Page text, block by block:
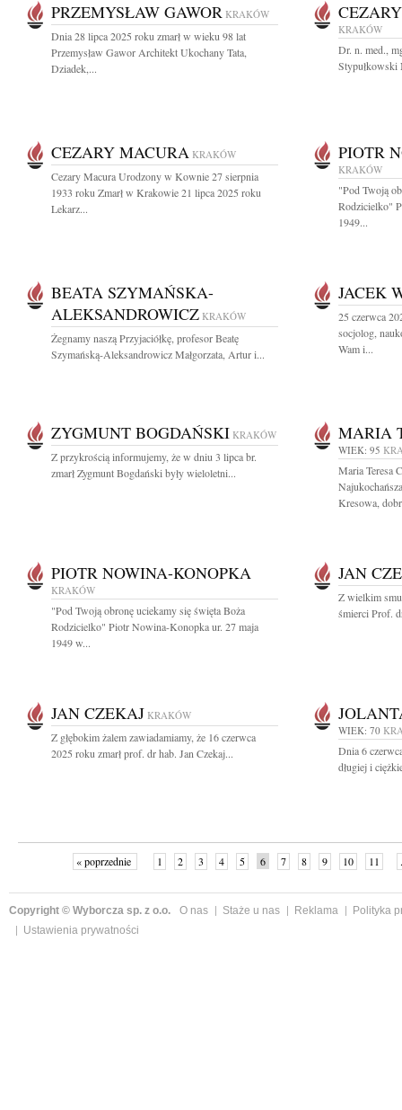
PRZEMYSŁAW GAWOR KRAKÓW
Dnia 28 lipca 2025 roku zmarł w wieku 98 lat
Przemysław Gawor Architekt Ukochany Tata,
Dziadek,...
KRAKÓW
Dr. n. med.,
Stypułkowski
CEZARY MACURA KRAKÓW
Cezary Macura Urodzony w Kownie 27 sierpnia
1933 roku Zmarł w Krakowie 21 lipca 2025 roku
Lekarz...
PIOTR
KRAKÓW
"Pod Twoją
Rodzicielko"
1949...
BEATA SZYMAŃSKA-
ALEKSANDROWICZ KRAKÓW
Żegnamy naszą Przyjaciółkę, profesor Beatę
Szymańską-Aleksandrowicz Małgorzata, Artur i...
JACEK
25 czerwca
socjolog,
Wam i...
ZYGMUNT BOGDAŃSKI KRAKÓW
Z przykrością informujemy, że w dniu 3 lipca br.
zmarł Zygmunt Bogdański były wieloletni...
MARIA
WIEK: 95
Maria Teresa
Kresowa,
PIOTR NOWINA-KONOPKA
KRAKÓW
"Pod Twoją obronę uciekamy się święta Boża
Rodzicielko" Piotr Nowina-Konopka ur. 27 maja
1949 w...
JAN
Z wielkim
śmierci Prof.
JAN CZEKAJ KRAKÓW
Z głębokim żalem zawiadamiamy, że 16 czerwca
2025 roku zmarł prof. dr hab. Jan Czekaj...
WIEK: 70
Dnia 6
długiej i
« poprzednie 1 2 3 4 5 6 7 8 9 10 11
Copyright © Wyborcza sp. z o.o. O nas Staże u nas Reklama
Polityka
Ustawienia prywatności